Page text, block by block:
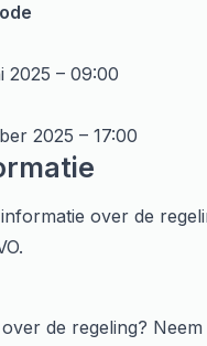
2025 – 09:00
2025 – 17:00
over de
.
de regeling?